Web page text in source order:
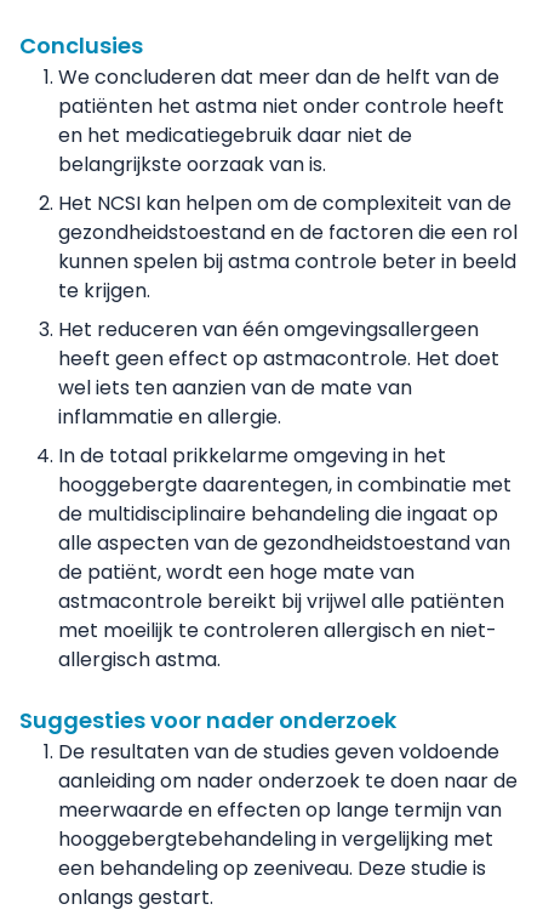
Conclusies
We concluderen dat meer dan de helft van de
patiënten het astma niet onder controle heeft
en het medicatiegebruik daar niet de
belangrijkste oorzaak van is.
Het NCSI kan helpen om de complexiteit van de
gezondheidstoestand en de factoren die een rol
kunnen spelen bij astma controle beter in beeld
te krijgen.
Het reduceren van één omgevingsallergeen
heeft geen effect op astmacontrole. Het doet
wel iets ten aanzien van de mate van
inflammatie en allergie.
In de totaal prikkelarme omgeving in het
hooggebergte daarentegen, in combinatie met
de multidisciplinaire behandeling die ingaat op
alle aspecten van de gezondheidstoestand van
de patiënt, wordt een hoge mate van
astmacontrole bereikt bij vrijwel alle patiënten
met moeilijk te controleren allergisch en niet-
allergisch astma.
Suggesties voor nader onderzoek
De resultaten van de studies geven voldoende
aanleiding om nader onderzoek te doen naar de
meerwaarde en effecten op lange termijn van
hooggebergtebehandeling in vergelijking met
een behandeling op zeeniveau. Deze studie is
onlangs gestart.